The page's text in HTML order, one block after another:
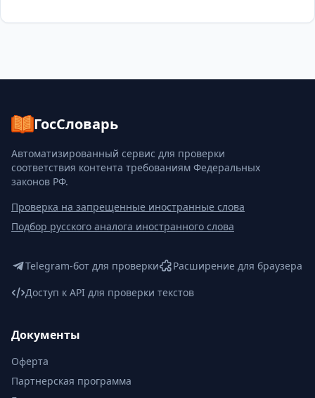
ГосСловарь
Автоматизированный сервис для проверки
соответствия контента требованиям Федеральных
законов РФ.
Проверка на запрещенные иностранные слова
Подбор русского аналога иностранного слова
Telegram-бот для проверки
Расширение для браузера
Доступ к API для проверки текстов
Документы
Оферта
Партнерская программа